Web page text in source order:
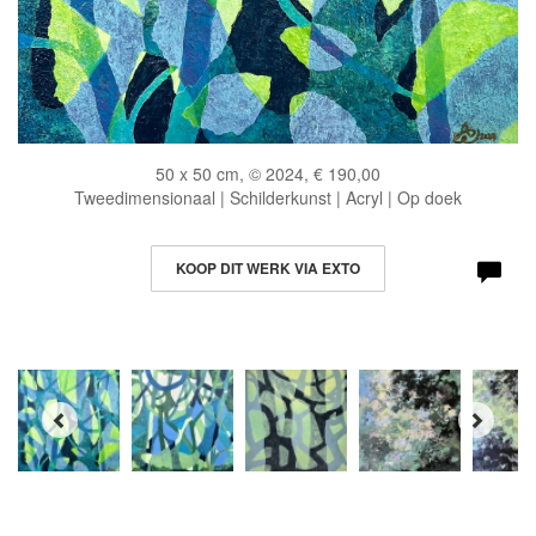
50 x 50 cm, © 2024, € 190,00
Tweedimensionaal | Schilderkunst | Acryl | Op doek
KOOP DIT WERK VIA EXTO